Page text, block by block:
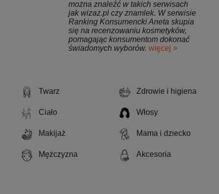
Twarz Zdrowie i higiena
Ciało Włosy
Makijaż Mama i dziecko
Mężczyzna Akcesoria
można znaleźć w takich serwisach
jak wizaz.pl czy znamlek. W serwisie
Ranking Konsumencki Aneta skupia
się na recenzowaniu kosmetyków,
pomagając konsumentom dokonać
świadomych wyborów. więcej >